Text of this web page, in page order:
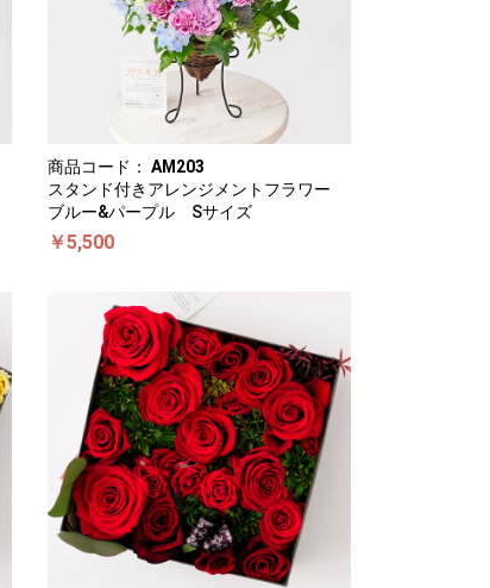
商品コード： AM203
スタンド付きアレンジメントフラワー
ブルー&パープル Sサイズ
￥5,500